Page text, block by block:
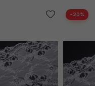
корзину
−20%